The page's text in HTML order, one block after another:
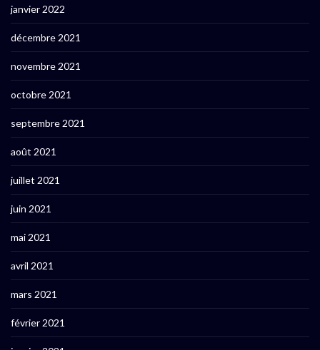
janvier 2022
décembre 2021
novembre 2021
octobre 2021
septembre 2021
août 2021
juillet 2021
juin 2021
mai 2021
avril 2021
mars 2021
février 2021